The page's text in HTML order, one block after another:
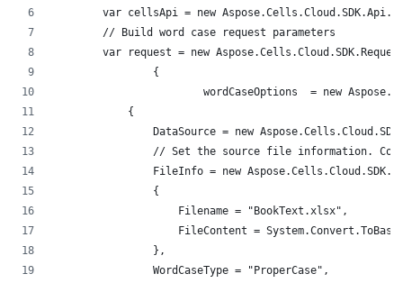
var cellsApi = new
        // Build word case request parameters
var request = new
		{
wordCaseOptions  = new
            {
DataSource = new
// Set the source file information.
FileInfo = new
                {
                    Filename = "BookText.xlsx",
FileContent =
                },
                WordCaseType = "ProperCase",